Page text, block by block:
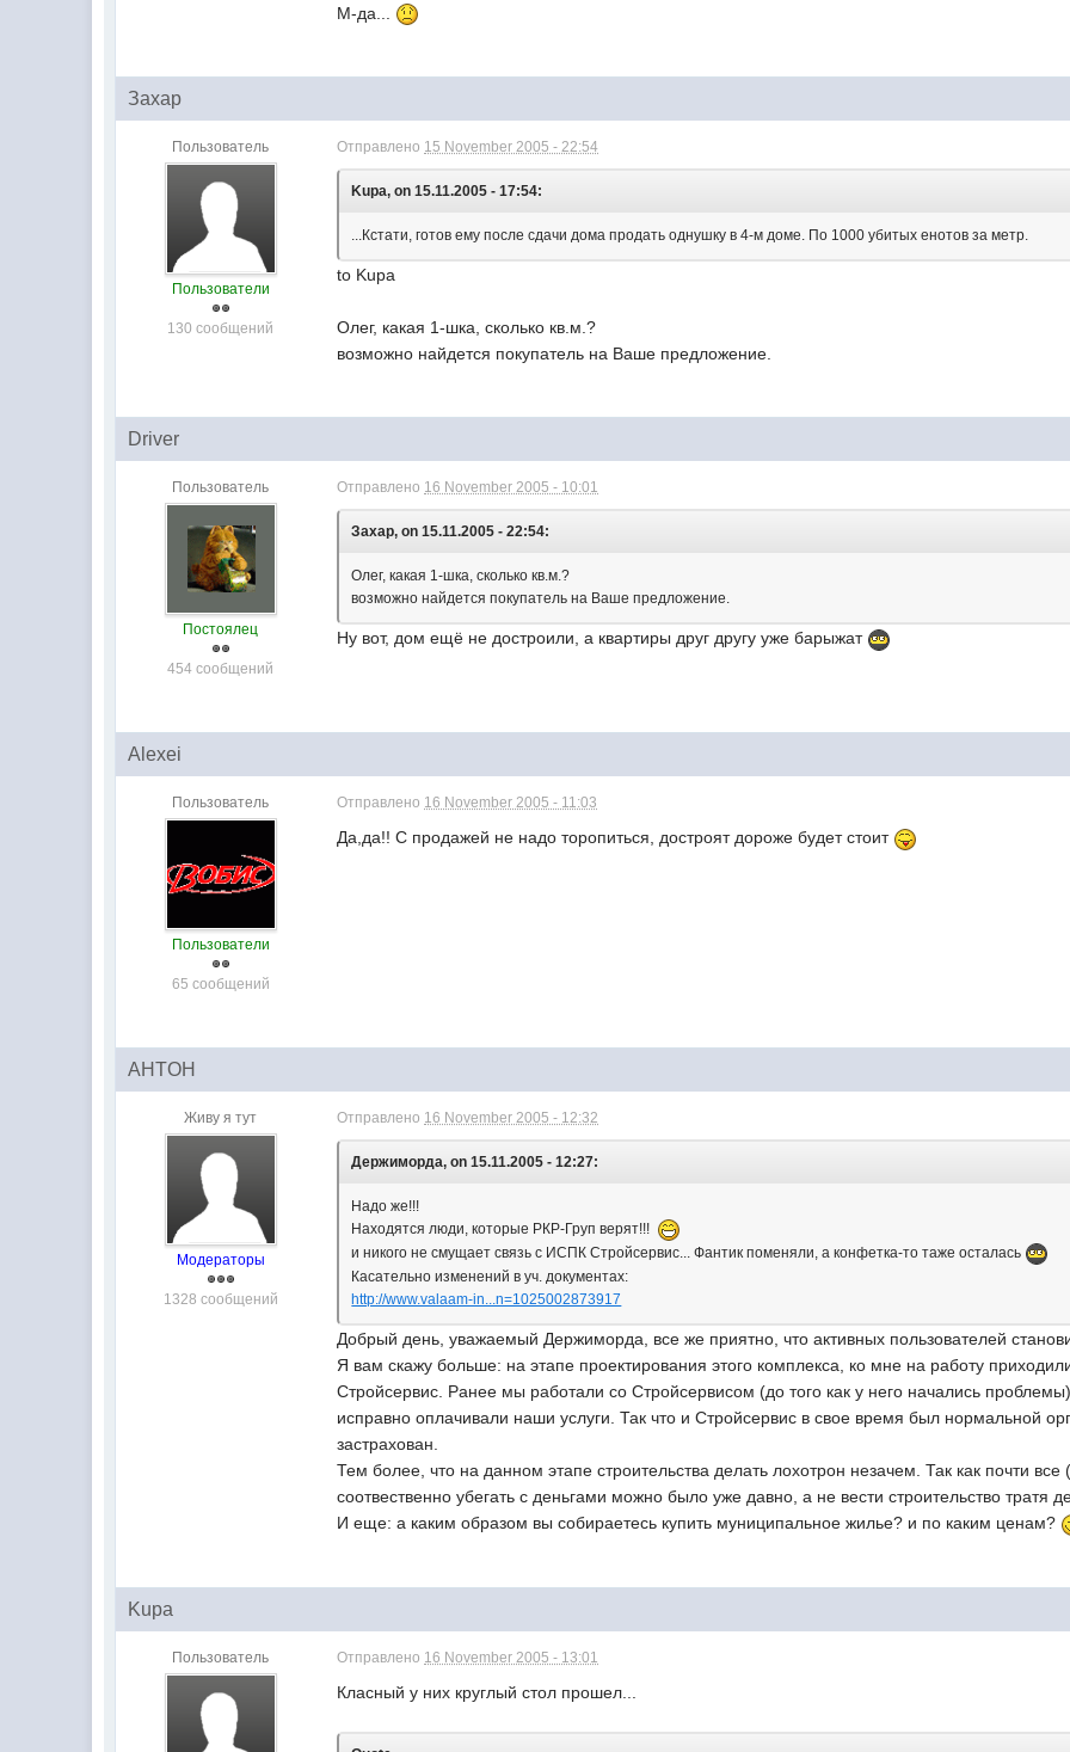
М-да...
Захар
Пользователь
Пользователи
130 сообщений
Отправлено 15 November 2005 - 22:54
Kupa, on 15.11.2005 - 17:54:
...Кстати, готов ему после сдачи дома продать однушку в 4-м доме. По 1000 убитых енотов за метр.
to Kupa
Олег, какая 1-шка, сколько кв.м.?
возможно найдется покупатель на Ваше предложение.
Driver
Пользователь
Постоялец
454 сообщений
Отправлено 16 November 2005 - 10:01
Захар, on 15.11.2005 - 22:54:
Олег, какая 1-шка, сколько кв.м.?
возможно найдется покупатель на Ваше предложение.
Ну вот, дом ещё не достроили, а квартиры друг другу уже барыжат
Alexei
Пользователь
Пользователи
65 сообщений
Отправлено 16 November 2005 - 11:03
Да,да!! С продажей не надо торопиться, достроят дороже будет стоит
AHTOH
Живу я тут
Модераторы
1328 сообщений
Отправлено 16 November 2005 - 12:32
Держиморда, on 15.11.2005 - 12:27:
Надо же!!!
Находятся люди, которые РКР-Груп верят!!!
и никого не смущает связь с ИСПК Стройсервис... Фантик поменяли, а конфетка-то таже осталась
Касательно изменений в уч. документах:
http://www.valaam-in...n=1025002873917
Добрый день, уважаемый Держиморда, все же приятно, что активных пользователей
Я вам скажу больше: на этапе проектирования этого комплекса, ко мне на работу
Стройсервис. Ранее мы работали со Стройсервисом (до того как у него начались
исправно оплачивали наши услуги. Так что и Стройсервис в свое время был нормальной
застрахован.
Тем более, что на данном этапе строительства делать лохотрон незачем. Так как почти
соотвественно убегать с деньгами можно было уже давно, а не вести строительство тратя
И еще: а каким образом вы собираетесь купить муниципальное жилье? и по каким ценам?
Kupa
Пользователь Отправлено 16 November 2005 - 13:01
Класный у них круглый стол прошел...